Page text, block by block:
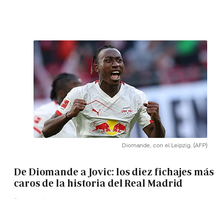
Diomande, con el Leipzig. (AFP)
De Diomande a Jovic: los diez fichajes más
caros de la historia del Real Madrid